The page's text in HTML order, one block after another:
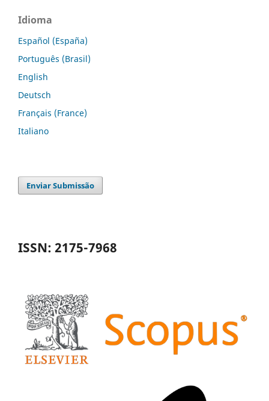
Idioma
Español (España)
Português (Brasil)
English
Deutsch
Français (France)
Italiano
Enviar Submissão
ISSN: 2175-7968